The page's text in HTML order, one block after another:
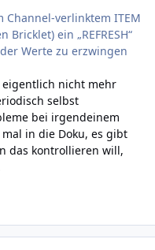
Channel-verlinktem ITEM
ein „REFRESH“
Werte zu erzwingen
eigentlich nicht mehr
selbst
bei irgendeinem
in die Doku, es gibt
das kontrollieren will,